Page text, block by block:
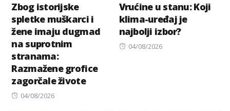
Zbog istorijske
spletke muškarci i
žene imaju dugmad
na suprotnim
stranama:
Razmažene grofice
zagorčale živote
Posted
04/08/2026
Vrućine u stanu: Koji
klima-uređaj je
najbolji izbor?
Posted
04/08/2026